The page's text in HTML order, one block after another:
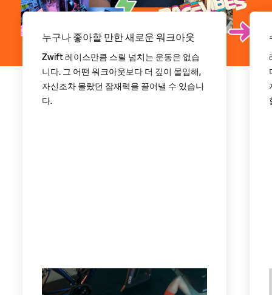
누구나 좋아할 만한 새로운 워크아웃
Zwift 레이스만큼 스릴 넘치는 운동은 없습
니다. 그 어떤 워크아웃보다 더 깊이 몰입해,
자신조차 몰랐던 잠재력을 끌어낼 수 있습니
다.